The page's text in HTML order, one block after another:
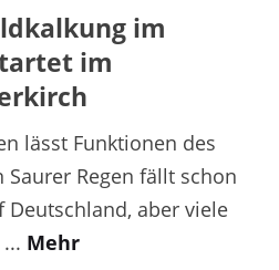
im
im
lässt Funktionen des
Regen fällt schon
aber viele
Mehr